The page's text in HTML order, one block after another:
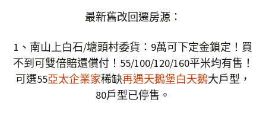
最新舊改回遷房源：
1、南山上白石/塘頭村委貨：9萬可下定金鎖定！買
不到可雙倍賠還償付！55/100/120/160平米均有售！
可選55亞太企業家稀缺再遇天鵝堡白天鵝大戶型，
80戶型已停售。